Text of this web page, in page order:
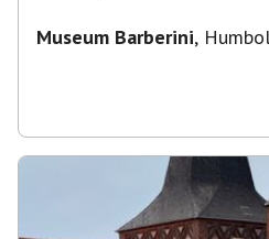
Museum Barberini,